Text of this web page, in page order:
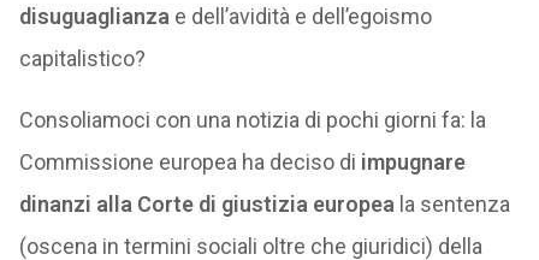
disuguaglianza e dell’avidità e dell’egoismo
capitalistico?
Consoliamoci con una notizia di pochi giorni fa: la
Commissione europea ha deciso di impugnare
dinanzi alla Corte di giustizia europea la sentenza
(oscena in termini sociali oltre che giuridici) della